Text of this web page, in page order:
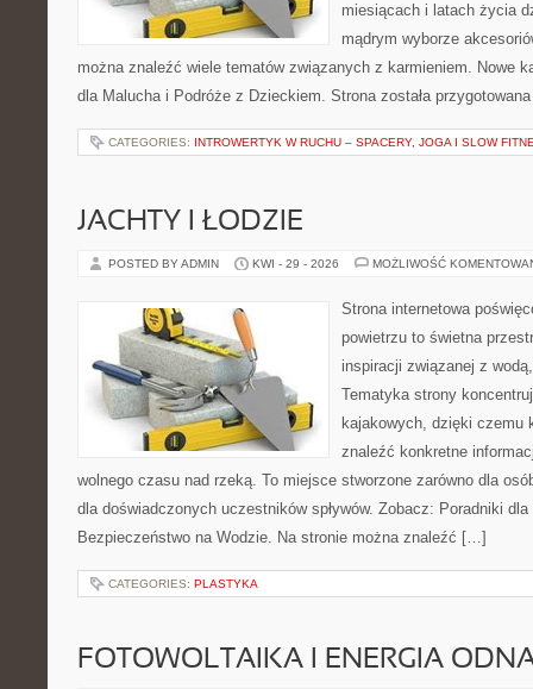
miesiącach i latach życia
mądrym wyborze
można znaleźć wiele tematów związanych z karmieniem. Nowe
dla Malucha i Podróże z Dzieckiem. Strona została
CATEGORIES: INTROWERTYK W RUCHU – SPACERY, JOGA I SLOW
JACHTY I ŁODZIE
POSTED BY ADMIN KWI - 29 - 2026 MOŻLIWOŚĆ
Strona internetowa
powietrzu to świetna
inspiracji związanej z
Tematyka strony
kajakowych, dzięki czemu
znaleźć konkretne
wolnego czasu nad rzeką. To miejsce stworzone zarówno dla
dla doświadczonych uczestników spływów. Zobacz: Poradniki
Bezpieczeństwo na Wodzie. Na stronie można znaleźć […]
CATEGORIES: PLASTYKA
FOTOWOLTAIKA I ENERGIA